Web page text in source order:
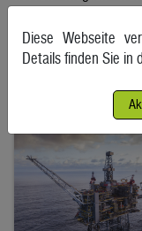
Brent-Ölpreis
4. August 2026, Wien
Diese Webseite
Details finden Sie in